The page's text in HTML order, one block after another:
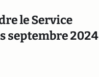
le Service
septembre 2024